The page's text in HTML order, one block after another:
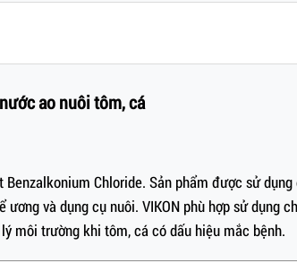
ao nuôi tôm, cá
Chloride. Sản phẩm được sử
và dụng cụ nuôi. VIKON phù hợp sử dụng
môi trường khi tôm, cá có dấu hiệu mắc bệnh.